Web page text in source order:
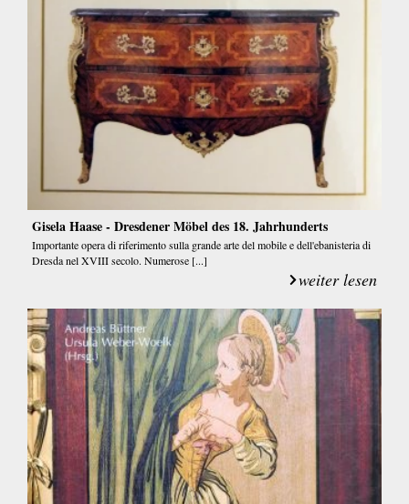
Gisela Haase - Dresdener Möbel des 18. Jahrhunderts
Importante opera di riferimento sulla grande arte del mobile e dell'ebanisteria di
Dresda nel XVIII secolo. Numerose [...]
weiter lesen